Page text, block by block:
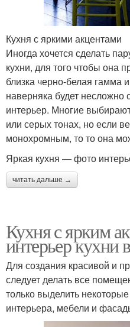
Кухня с яркими акцентами
Иногда хочется сделать
кухни, для того чтобы она
близка черно-белая гамма
наверняка будет несложно
интерьер. Многие
или серых тонах, но если
монохромным, то то она
Яркая кухня — фото
читать дальше →
Кухня с ярким
интерьер кухни
Для создания красивой и
следует делать все
только выделить
интерьера, мебели и